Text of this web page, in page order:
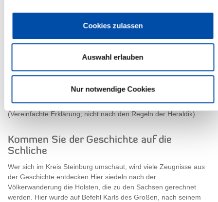
Cookies zulassen
Auswahl erlauben
Nur notwendige Cookies
an ihr angebrachten drei kleinen Wappenschilder symbolisieren
die historischen Hauptgebiete des Kreises: links in Blau der weiß-
Linken die Weltkugel, auf der das Kreuz errichtet ist, steht für die
Wilstermarsch. In der Mitte als Wappen der Geest mit Itzehoe das
weiße holsteinische Nesselblatt im roten Felde. Rechts in Rot ein
schreitender weißer Schwan mit erhobenen Flügeln, der um den
(Vereinfachte Erklärung; nicht nach den Regeln der Heraldik)
Kommen Sie der Geschichte auf die
Schliche
Wer sich im Kreis Steinburg umschaut, wird viele Zeugnisse aus
der Geschichte entdecken.Hier siedeln nach der
Völkerwanderung die Holsten, die zu den Sachsen gerechnet
werden. Hier wurde auf Befehl Karls des Großen, nach seinem